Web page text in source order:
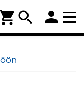
search person